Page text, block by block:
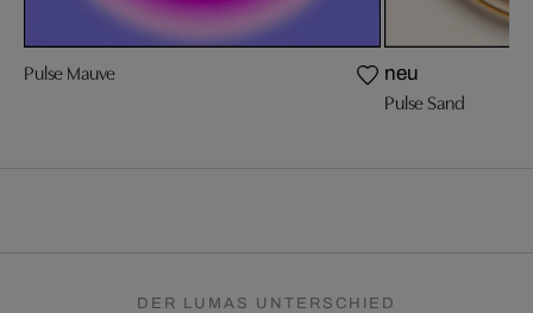
Pulse Mauve neu
Pulse Sand
DER LUMAS UNTERSCHIED